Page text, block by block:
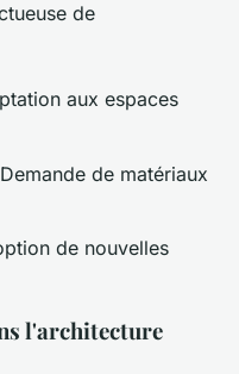
de
aux espaces
de matériaux
de nouvelles
l'architecture